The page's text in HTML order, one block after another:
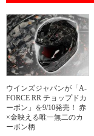
ウインズジャパンが「A-
FORCE RR チョップドカ
ーボン」を9/10発売！ 赤
×金映える唯一無二のカ
ーボン柄